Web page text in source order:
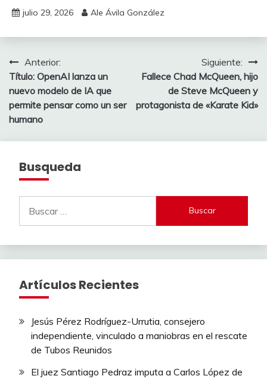
julio 29, 2026 Ale Ávila González
Navegación
de
entradas
Anterior:
Título: OpenAI lanza un
nuevo modelo de IA que
permite pensar como un ser
humano
Siguiente:
Fallece Chad McQueen, hijo
de Steve McQueen y
protagonista de «Karate Kid»
Busqueda
Artículos Recientes
Jesús Pérez Rodríguez-Urrutia, consejero
independiente, vinculado a maniobras en el rescate
de Tubos Reunidos
El juez Santiago Pedraz imputa a Carlos López de